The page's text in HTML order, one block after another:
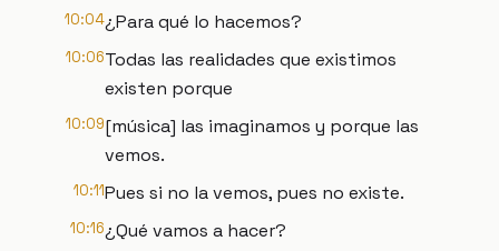
10:04¿Para qué lo hacemos?
10:06Todas las realidades que existimos
existen porque
10:09[música] las imaginamos y porque las
vemos.
10:11Pues si no la vemos, pues no existe.
10:16¿Qué vamos a hacer?